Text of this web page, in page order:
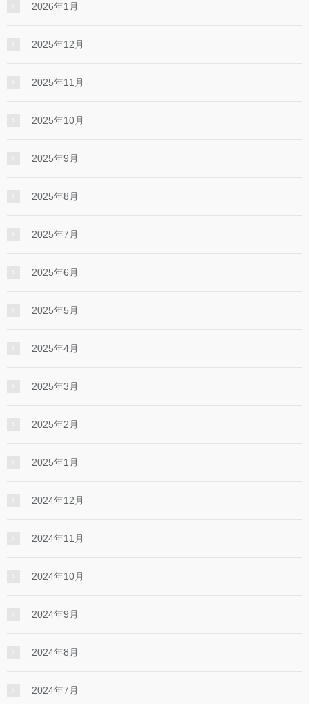
2026年1月
2025年12月
2025年11月
2025年10月
2025年9月
2025年8月
2025年7月
2025年6月
2025年5月
2025年4月
2025年3月
2025年2月
2025年1月
2024年12月
2024年11月
2024年10月
2024年9月
2024年8月
2024年7月